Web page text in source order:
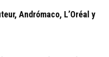
Andrómaco, L’Oréal y